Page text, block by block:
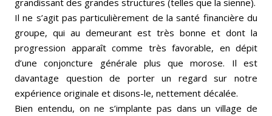
Il ne s’agit pas particulièrement de la santé financière du
groupe, qui au demeurant est très bonne et dont la
progression apparaît comme très favorable, en dépit
d’une conjoncture générale plus que morose. Il est
davantage question de porter un regard sur notre
expérience originale et disons-le, nettement décalée.
Bien entendu, on ne s’implante pas dans un village de